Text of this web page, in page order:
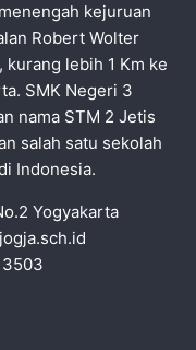
kejuruan
Robert Wolter
lebih 1 Km ke
SMK Negeri 3
nama STM 2 Jetis
salah satu sekolah
Indonesia.
Yogyakarta